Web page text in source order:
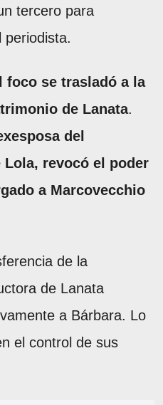
tercero para
periodista.
foco se trasladó a la
de Lanata.
del
revocó el poder
a Marcovecchio
de la
de Lanata
a Bárbara. Lo
el control de sus